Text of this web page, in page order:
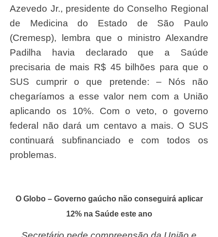
Azevedo Jr., presidente do Conselho Regional
de Medicina do Estado de São Paulo
(Cremesp), lembra que o ministro Alexandre
Padilha havia declarado que a Saúde
precisaria de mais R$ 45 bilhões para que o
SUS cumprir o que pretende: – Nós não
chegaríamos a esse valor nem com a União
aplicando os 10%. Com o veto, o governo
federal não dará um centavo a mais. O SUS
continuará subfinanciado e com todos os
problemas.
O Globo – Governo gaúcho não conseguirá aplicar
12% na Saúde este ano